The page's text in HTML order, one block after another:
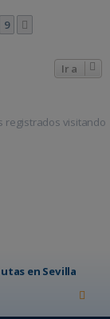
9
Ir a
registrados visitando
en Sevilla